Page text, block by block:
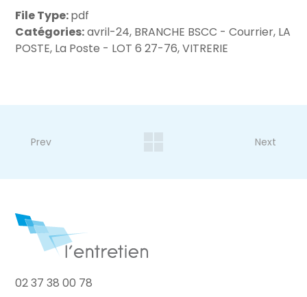
File Type:pdf
Catégories:avril-24, BRANCHE BSCC - Courrier, LA
POSTE, La Poste - LOT 6 27-76, VITRERIE
Prev Next
02 37 38 00 78